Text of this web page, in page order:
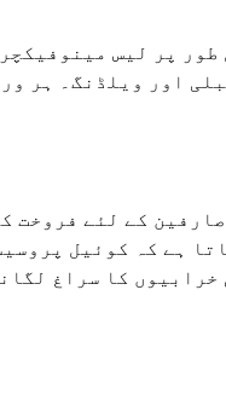
طور پر لیس
اور ویلڈنگ۔ ہر
کے لئے فروخت
ہے کہ کوئیل
خرابیوں کا سراغ